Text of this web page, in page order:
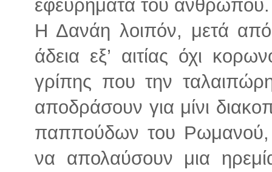
εφευρήματα του ανθρώπου.
Η Δανάη λοιπόν, μετά
άδεια εξ’ αιτίας όχι
γρίπης που την
αποδράσουν για μίνι
παππούδων του Ρωμανού,
να απολαύσουν μια